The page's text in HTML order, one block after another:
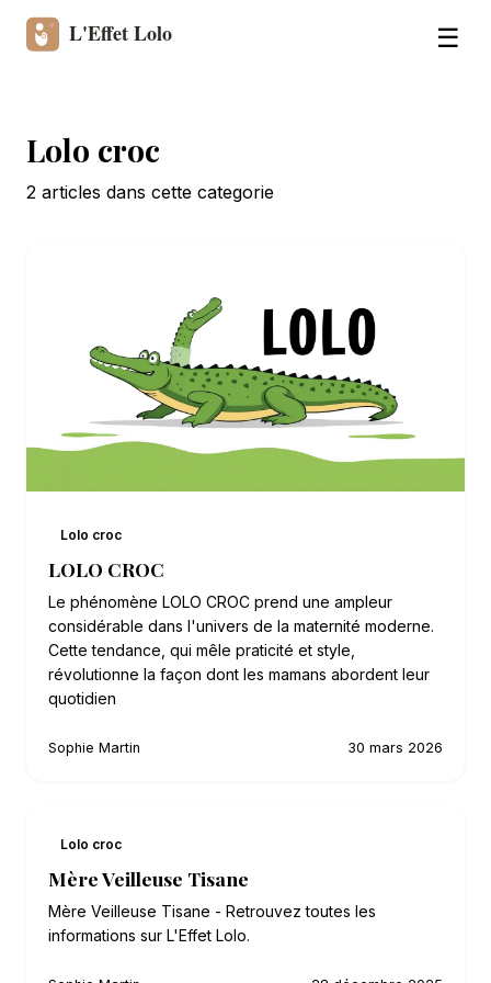
☰
Lolo croc
2 articles dans cette categorie
Lolo croc
LOLO CROC
Le phénomène LOLO CROC prend une ampleur
considérable dans l'univers de la maternité moderne.
Cette tendance, qui mêle praticité et style,
révolutionne la façon dont les mamans abordent leur
quotidien
Sophie Martin 30 mars 2026
Lolo croc
Mère Veilleuse Tisane
Mère Veilleuse Tisane - Retrouvez toutes les
informations sur L'Effet Lolo.